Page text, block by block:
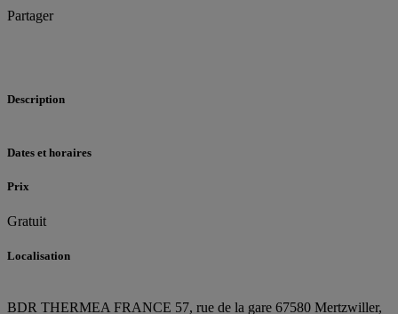
Partager
Description
Dates et horaires
Prix
Gratuit
Localisation
BDR THERMEA FRANCE 57, rue de la gare 67580 Mertzwiller,